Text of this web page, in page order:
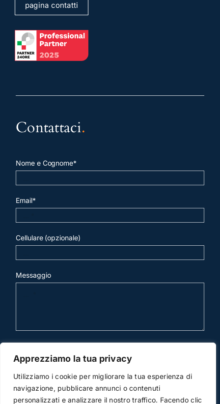
Apprezziamo la tua privacy
Utilizziamo i cookie per migliorare la tua esperienza di
navigazione, pubblicare annunci o contenuti
personalizzati e analizzare il nostro traffico. Facendo clic
pagina contatti
Contattaci.
Nome e Cognome*
Email*
Cellulare (opzionale)
Messaggio
invia mail